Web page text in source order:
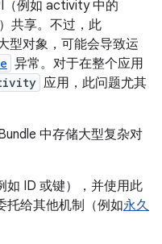
（例如 activity 中的
共享。不过，此
型对象，可能会导致运
异常。对于在整个应用
应用，此问题尤其
中存储大型复杂对
如 ID 或键），并使用此
托给其他机制（例如永久